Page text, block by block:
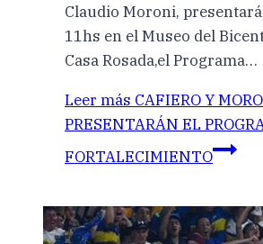
Claudio Moroni,
11hs en el Museo del
Casa Rosada,el Programa…
Leer más CAFIERO Y
PRESENTARÁN EL
FORTALECIMIENTO